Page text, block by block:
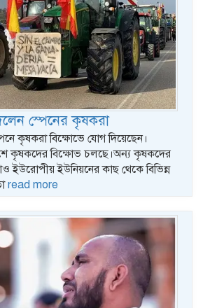
স্পেনের কৃষকরা
কৃষকরা বিক্ষোভে যোগ দিয়েছেন।
কৃষকদের বিক্ষোভ চলছে।অন্য কৃষকদের
ইউরোপীয় ইউনিয়নের কাছ থেকে বিভিন্ন
read more